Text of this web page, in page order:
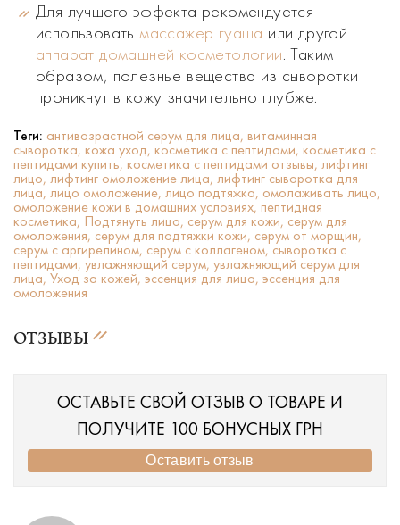
Для лучшего эффекта рекомендуется
использоватьмассажер гуаша или другой
аппарат домашней косметологии. Таким
образом, полезные вещества из сыворотки
проникнут в кожу значительно глубже.
Теги: антивозрастной серум для лица, витаминная
сыворотка, кожа уход, косметика с пептидами, косметика с
пептидами купить, косметика с пептидами отзывы, лифтинг
лицо, лифтинг омоложение лица, лифтинг сыворотка для
лица, лицо омоложение, лицо подтяжка, омолаживать лицо,
омоложение кожи в домашних условиях, пептидная
косметика, Подтянуть лицо, серум для кожи, серум для
омоложения, серум для подтяжки кожи, серум от морщин,
серум с аргирелином, серум с коллагеном, сыворотка с
пептидами, увлажняющий серум, увлажняющий серум для
лица, Уход за кожей, эссенция для лица, эссенция для
омоложения
ОТЗЫВЫ
ОСТАВЬТЕ СВОЙ ОТЗЫВ О ТОВАРЕ И
ПОЛУЧИТЕ 100 БОНУСНЫХ ГРН
Оставить отзыв